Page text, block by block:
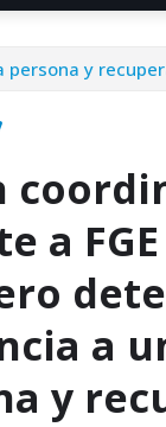
y
a FGE
a
y